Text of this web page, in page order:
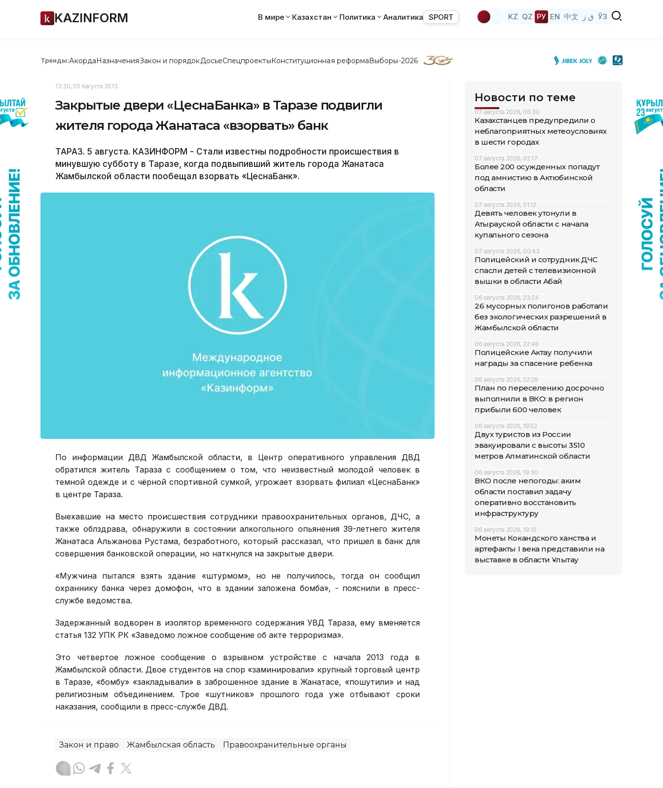
KAZINFORM В мире Казахстан Политика Аналитика SPORT KZ QZ РУ EN 中文 ق ز ЎЗ
Тренды:АкордаНазначенияЗакон и порядок ДосьеСпецпроектыКонституционная реформаВыборы-2026
13:30, 05 Августа 2013
Закрытые двери «ЦеснаБанка» в Таразе подвигли
жителя города Жанатаса «взорвать» банк
ТАРАЗ. 5 августа. КАЗИНФОРМ - Стали известны подробности происшествия в
минувшую субботу в Таразе, когда подвыпивший житель города Жанатаса
Жамбылской области пообещал взорвать «ЦеснаБанк».
По информации ДВД Жамбылской области, в Центр оперативного управления ДВД
обратился житель Тараза с сообщением о том, что неизвестный молодой человек в
темной одежде и с чёрной спортивной сумкой, угрожает взорвать филиал «ЦеснаБанк»
в центре Тараза.
Выехавшие на место происшествия сотрудники правоохранительных органов, ДЧС, а
также облздрава, обнаружили в состоянии алкогольного опьянения 39-летнего жителя
Жанатаса Альжанова Рустама, безработного, который рассказал, что пришел в банк для
совершения банковской операции, но наткнулся на закрытые двери.
«Мужчина пытался взять здание «штурмом», но не получилось, тогда он сообщил
охраннику банка через домофон, что в здании заложена бомба», - пояснили в пресс-
службе ведомства.
Задержанный водворен в изолятор временного содержания УВД Тараза, ему вменяется
статья 132 УПК РК «Заведомо ложное сообщение об акте терроризма».
Это четвертое ложное сообщение о взрывном устройстве с начала 2013 года в
Жамбылской области. Двое студентов на спор «заминировали» крупный торговый центр
в Таразе, «бомбу» «закладывали» в заброшенное здание в Жанатасе, «пошутили» и над
религиозным объединением. Трое «шутников» прошлого года уже отбывают сроки
наказания, сообщили в пресс-службе ДВД.
Закон и право Жамбылская область Правоохранительные органы
Новости по теме
07 августа 2026, 06:30
Казахстанцев предупредили о
неблагоприятных метеоусловиях
в шести городах
07 августа 2026, 02:17
Более 200 осужденных попадут
под амнистию в Актюбинской
области
07 августа 2026, 01:12
Девять человек утонули в
Атырауской области с начала
купального сезона
07 августа 2026, 00:43
Полицейский и сотрудник ДЧС
спасли детей с телевизионной
вышки в области Абай
06 августа 2026, 23:24
26 мусорных полигонов работали
без экологических разрешений в
Жамбылской области
06 августа 2026, 22:48
Полицейские Актау получили
награды за спасение ребенка
06 августа 2026, 22:26
План по переселению досрочно
выполнили в ВКО: в регион
прибыли 600 человек
06 августа 2026, 19:52
Двух туристов из России
эвакуировали с высоты 3510
метров Алматинской области
06 августа 2026, 19:30
ВКО после непогоды: аким
области поставил задачу
оперативно восстановить
инфраструктуру
06 августа 2026, 19:16
Монеты Кокандского ханства и
артефакты I века представили на
выставке в области Ұлытау